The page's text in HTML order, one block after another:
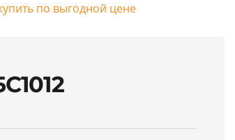
по выгодной цене